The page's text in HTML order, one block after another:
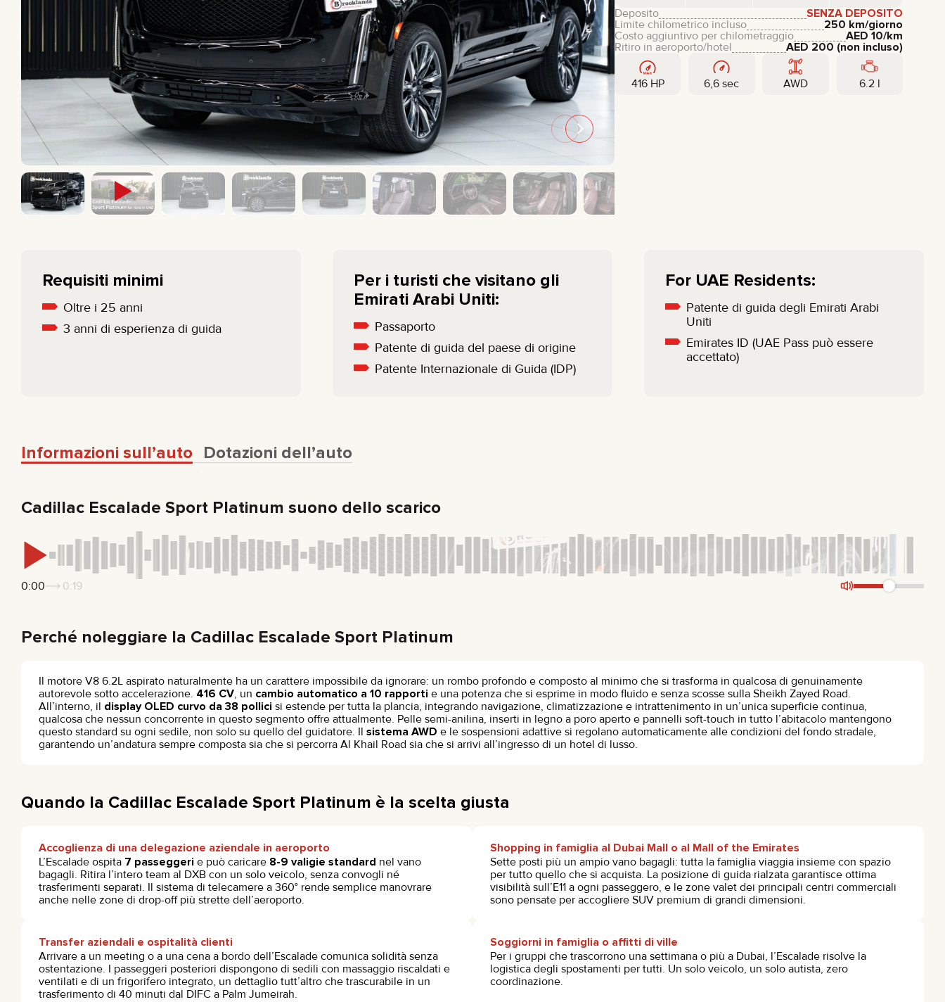
PICKUP TRUCK
BERLINA
ELETTRICO
ECONOMICA
BMW
MERCEDES
GMC
MAZDA
CHEVROLET
TOYOTA
All cars
Deposito
SENZA DEPOSITO
Limite chilometrico incluso
250 km/giorno
Costo aggiuntivo per chilometraggio
AED 10/km
Ritiro in aeroporto/hotel
AED 200 (non incluso)
416 HP 6,6 sec AWD 6.2 l
Requisiti minimi
Oltre i 25 anni
3 anni di esperienza di guida
Per i turisti che visitano gli
Emirati Arabi Uniti:
Passaporto
Patente di guida del paese di origine
Patente Internazionale di Guida (IDP)
For UAE Residents:
Patente di guida degli Emirati Arabi
Uniti
Emirates ID (UAE Pass può essere
accettato)
Informazioni sull’auto Dotazioni dell’auto
Cadillac Escalade Sport Platinum suono dello scarico
0:00 0:19
Perché noleggiare la Cadillac Escalade Sport Platinum
Il motore V8 6.2L aspirato naturalmente ha un carattere impossibile da ignorare: un rombo profondo e composto al minimo che si trasforma in qualcosa di genuinamente
autorevole sotto accelerazione. 416 CV, un cambio automatico a 10 rapporti e una potenza che si esprime in modo fluido e senza scosse sulla Sheikh Zayed Road.
All’interno, il display OLED curvo da 38 pollici si estende per tutta la plancia, integrando navigazione, climatizzazione e intrattenimento in un’unica superficie continua,
qualcosa che nessun concorrente in questo segmento offre attualmente. Pelle semi-anilina, inserti in legno a poro aperto e pannelli soft-touch in tutto l’abitacolo mantengono
questo standard su ogni sedile, non solo su quello del guidatore. Il sistema AWD e le sospensioni adattive si regolano automaticamente alle condizioni del fondo stradale,
garantendo un’andatura sempre composta sia che si percorra Al Khail Road sia che si arrivi all’ingresso di un hotel di lusso.
Quando la Cadillac Escalade Sport Platinum è la scelta giusta
Accoglienza di una delegazione aziendale in aeroporto
L’Escalade ospita 7 passeggeri e può caricare 8-9 valigie standard nel vano
bagagli. Ritira l’intero team al DXB con un solo veicolo, senza convogli né
trasferimenti separati. Il sistema di telecamere a 360° rende semplice manovrare
anche nelle zone di drop-off più strette dell’aeroporto.
Shopping in famiglia al Dubai Mall o al Mall of the Emirates
Sette posti più un ampio vano bagagli: tutta la famiglia viaggia insieme con spazio
per tutto quello che si acquista. La posizione di guida rialzata garantisce ottima
visibilità sull’E11 a ogni passeggero, e le zone valet dei principali centri commerciali
sono pensate per accogliere SUV premium di grandi dimensioni.
Transfer aziendali e ospitalità clienti
Arrivare a un meeting o a una cena a bordo dell’Escalade comunica solidità senza
ostentazione. I passeggeri posteriori dispongono di sedili con massaggio riscaldati e
ventilati e di un frigorifero integrato, un dettaglio tutt’altro che trascurabile in un
trasferimento di 40 minuti dal DIFC a Palm Jumeirah.
Soggiorni in famiglia o affitti di ville
Per i gruppi che trascorrono una settimana o più a Dubai, l’Escalade risolve la
logistica degli spostamenti per tutti. Un solo veicolo, un solo autista, zero
coordinazione.